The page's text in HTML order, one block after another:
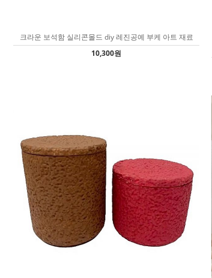
크라운 보석함 실리콘몰드 diy 레진공예 부케 아트 재료
10,300원